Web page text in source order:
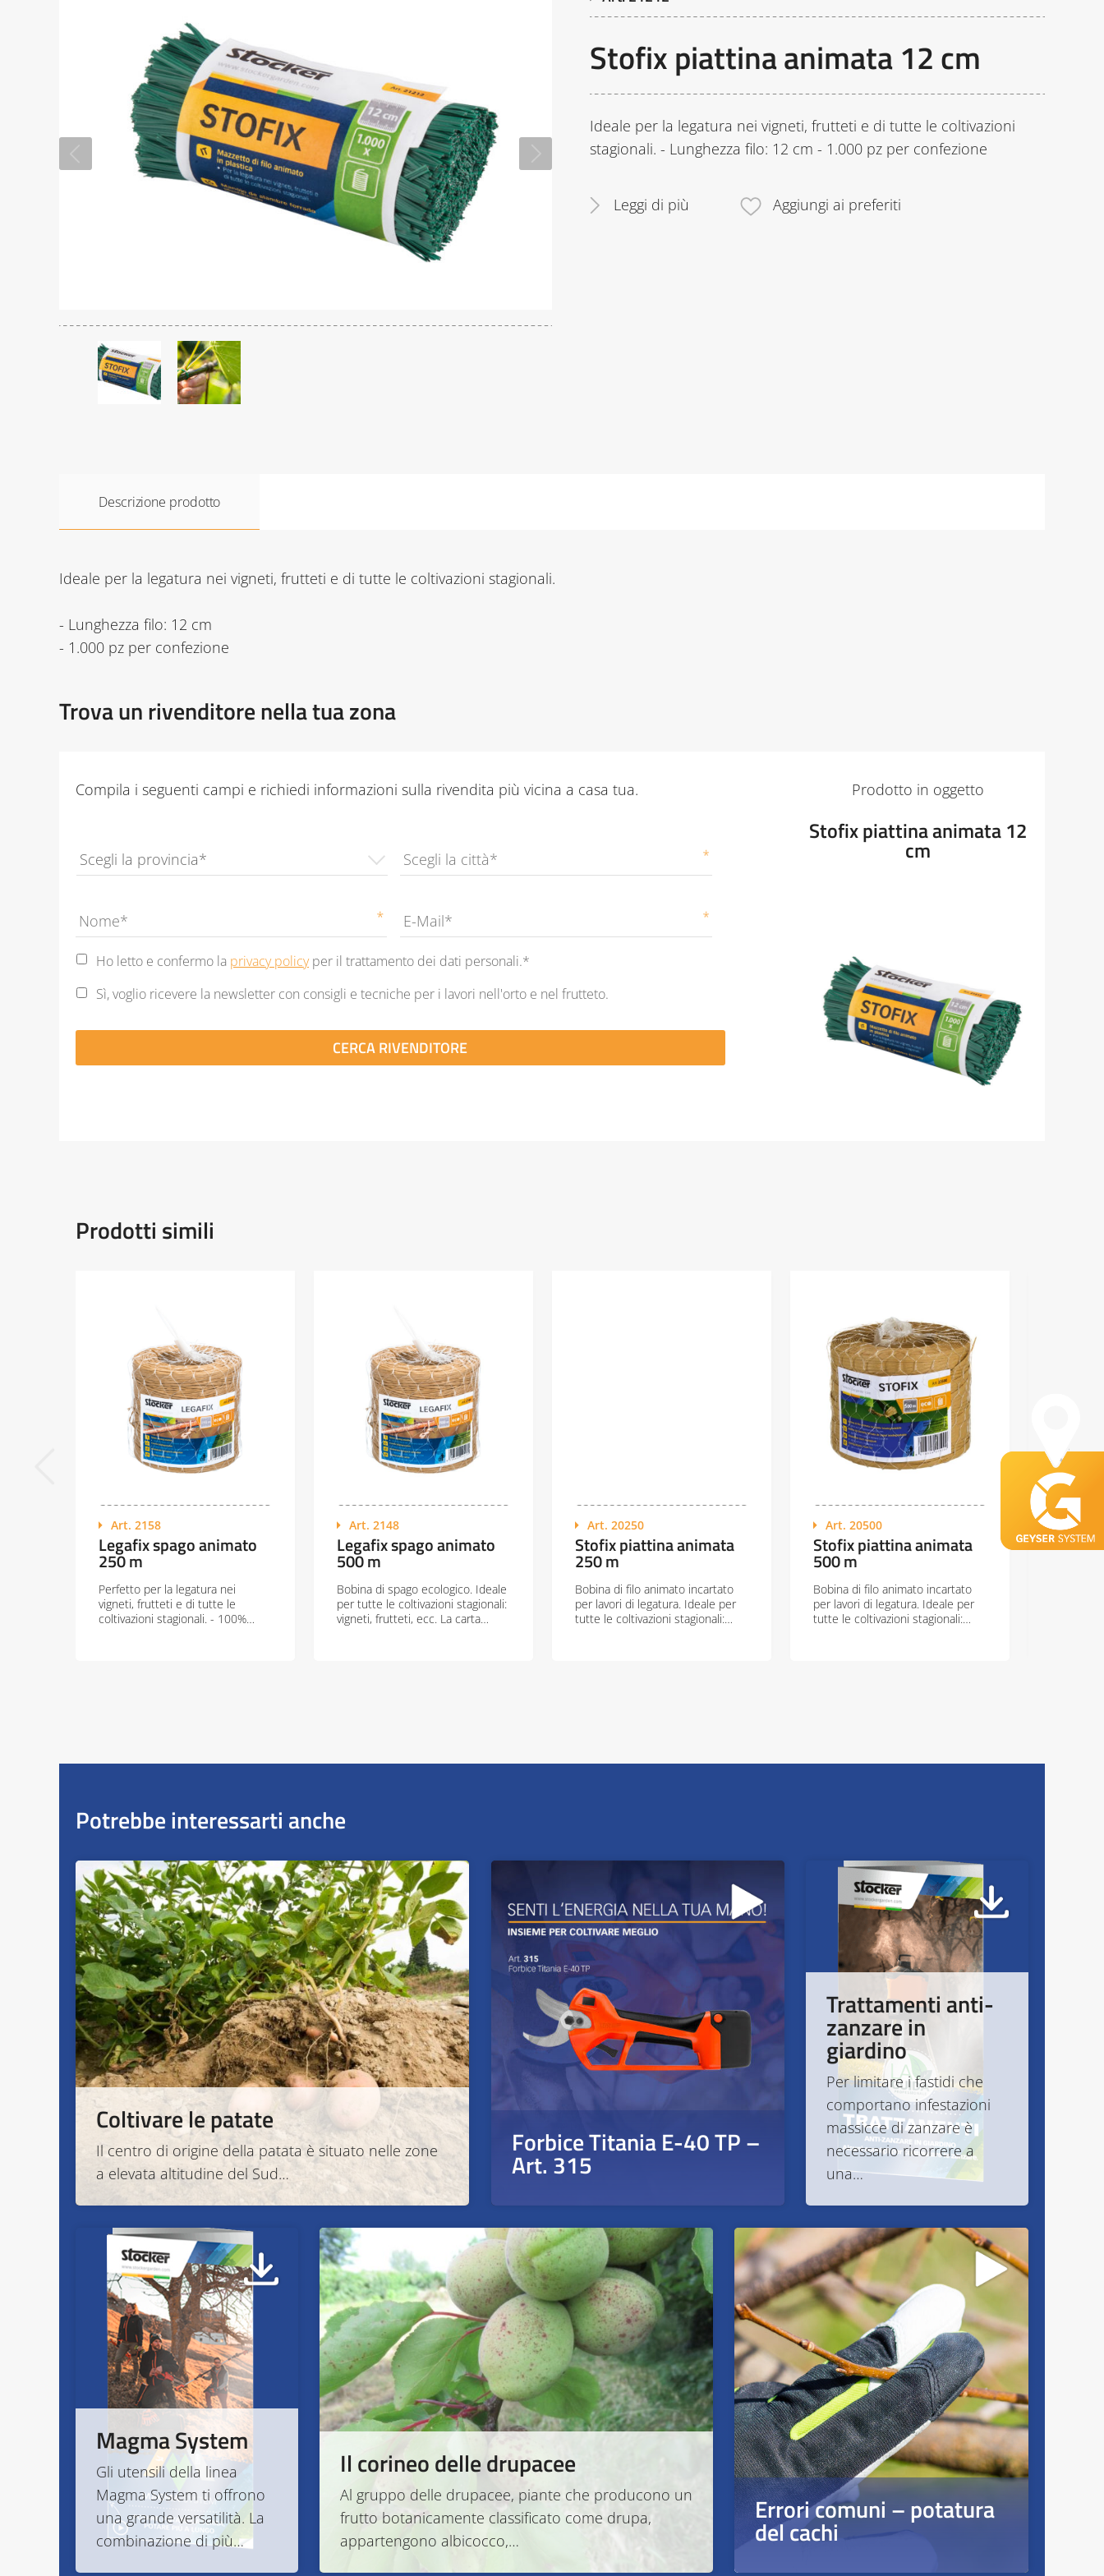
Stofix piattina animata 12 cm
Ideale per la legatura nei vigneti, frutteti e di tutte le coltivazioni
stagionali. - Lunghezza filo: 12 cm - 1.000 pz per confezione
Leggi di più Aggiungi ai preferiti
Descrizione prodotto
Ideale per la legatura nei vigneti, frutteti e di tutte le coltivazioni stagionali.
- Lunghezza filo: 12 cm
- 1.000 pz per confezione
Trova un rivenditore nella tua zona
Compila i seguenti campi e richiedi informazioni sulla rivendita più vicina a casa tua.
Privacy
Ho letto e confermo la privacy policyper il trattamento dei dati personali.*
Newsletter
Sì, voglio ricevere la newsletter con consigli e tecniche per i lavori nell'orto e nel frutteto.
CAPTCHA
Prodotto in oggetto
Stofix piattina animata 12
cm
Prodotti simili
Art. 2158
Legafix spago animato
250 m
Perfetto per la legatura nei
vigneti, frutteti e di tutte le
coltivazioni stagionali. - 100%…
Art. 2148
Legafix spago animato
500 m
Bobina di spago ecologico. Ideale
per tutte le coltivazioni stagionali:
vigneti, frutteti, ecc. La carta…
Art. 20250
Stofix piattina animata
250 m
Bobina di filo animato incartato
per lavori di legatura. Ideale per
tutte le coltivazioni stagionali:…
Art. 20500
Stofix piattina animata
500 m
Bobina di filo animato incartato
per lavori di legatura. Ideale per
tutte le coltivazioni stagionali:…
Art.
Stofix
Potrebbe interessarti anche
Coltivare le patate
Il centro di origine della patata è situato nelle zone
a elevata altitudine del Sud…
Forbice Titania E-40 TP –
Art. 315
Trattamenti anti-
zanzare in
giardino
Per limitare i fastidi che
comportano infestazioni
massicce di zanzare è
necessario ricorrere a
una…
Magma System
Gli utensili della linea
Magma System ti offrono
una grande versatilità. La
combinazione di più…
Il corineo delle drupacee
Al gruppo delle drupacee, piante che producono un
frutto botanicamente classificato come drupa,
appartengono albicocco,…
Errori comuni – potatura
del cachi